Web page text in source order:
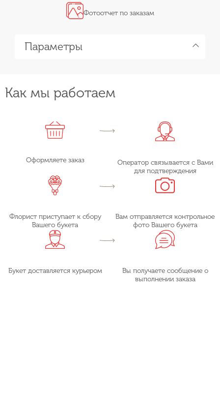
Фотоотчет по заказам
Параметры
Как мы работаем
Оформляете заказ
Оператор связывается с Вами
для подтверждения
Флорист приступает к сбору
Вашего букета
Вам отправляется контрольное
фото Вашего букета
Букет доставляется курьером
Вы получаете сообщение о
выполнении заказа